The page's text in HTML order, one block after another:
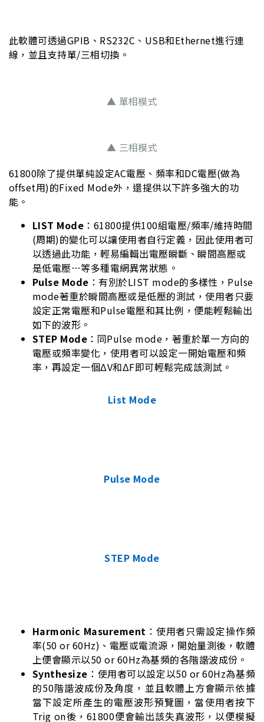
此軟體可透過GPIB、RS232C、USB和Ethernet進行連
線，並且支持單/三相切換。
▲ 單相模式
▲ 三相模式
61800除了提供單純設定AC電壓、頻率和DC電壓(做為
offset用)的Fixed Mode外，還提供以下許多強大的功
能。
LIST Mode ：61800提供100組電壓/頻率/維持時間
(周期)的變化可以讓使用者自行定義，因此使用者可
以透過此功能，輕易編輯出電壓瞬斷、瞬間高壓或
是低電壓…等多種電網異常狀態。
Pulse Mode ：有別於LIST mode的多樣性，Pulse
mode著重於瞬間高壓或是低壓的測試，使用者只要
設定正常電壓和Pulse電壓和其比例，便能輕鬆輸出
如下的波形。
STEP Mode ：同Pulse mode，著重於單一方向的
電壓或頻率變化，使用者可以設定一開始電壓和頻
率，再設定一個ΔV和ΔF即可輕鬆完成該測試。
List Mode
Pulse Mode
STEP Mode
Harmonic Masurement ：使用者只需設定操作頻
率(50 or 60Hz)、電壓或電流源，開始量測後，軟體
上便會顯示以50 or 60Hz為基頻的各階諧波成份。
Synthesize ：使用者可以設定以50 or 60Hz為基頻
的50階諧波成份及角度，並且軟體上方會顯示依據
當下設定所產生的電壓波形預覽圖，當使用者按下
Trig on後，61800便會輸出該失真波形，以便模擬